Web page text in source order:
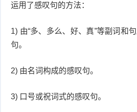
运用了感叹句的方法：
1) 由“多、多么、好、真”等副词和
句。
2) 由名词构成的感叹句。
3) 口号或祝词式的感叹句。